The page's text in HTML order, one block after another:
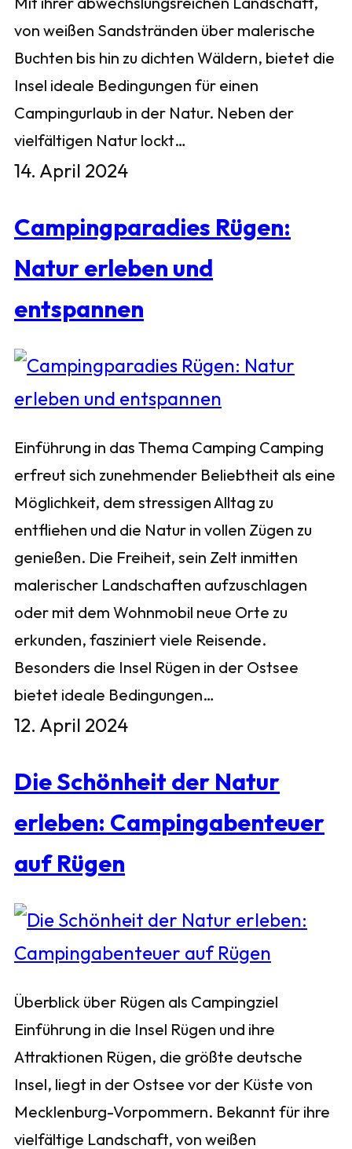
von weißen Sandstränden über malerische
Buchten bis hin zu dichten Wäldern, bietet die
Insel ideale Bedingungen für einen
Campingurlaub in der Natur. Neben der
vielfältigen Natur lockt…
14. April 2024
Campingparadies Rügen:
Natur erleben und
entspannen
Einführung in das Thema Camping Camping
erfreut sich zunehmender Beliebtheit als eine
Möglichkeit, dem stressigen Alltag zu
entfliehen und die Natur in vollen Zügen zu
genießen. Die Freiheit, sein Zelt inmitten
malerischer Landschaften aufzuschlagen
oder mit dem Wohnmobil neue Orte zu
erkunden, fasziniert viele Reisende.
Besonders die Insel Rügen in der Ostsee
bietet ideale Bedingungen…
12. April 2024
Die Schönheit der Natur
erleben: Campingabenteuer
auf Rügen
Überblick über Rügen als Campingziel
Einführung in die Insel Rügen und ihre
Attraktionen Rügen, die größte deutsche
Insel, liegt in der Ostsee vor der Küste von
Mecklenburg-Vorpommern. Bekannt für ihre
vielfältige Landschaft, von weißen